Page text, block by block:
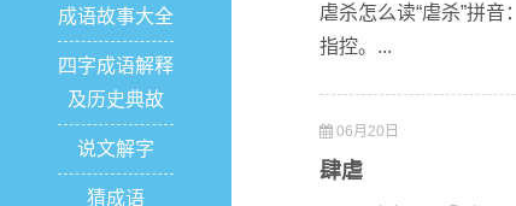
成语故事大全
四字成语解释
及历史典故
说文解字
猜成语
虐杀怎么读“虐杀”拼
指控。...
06月20日
肆虐